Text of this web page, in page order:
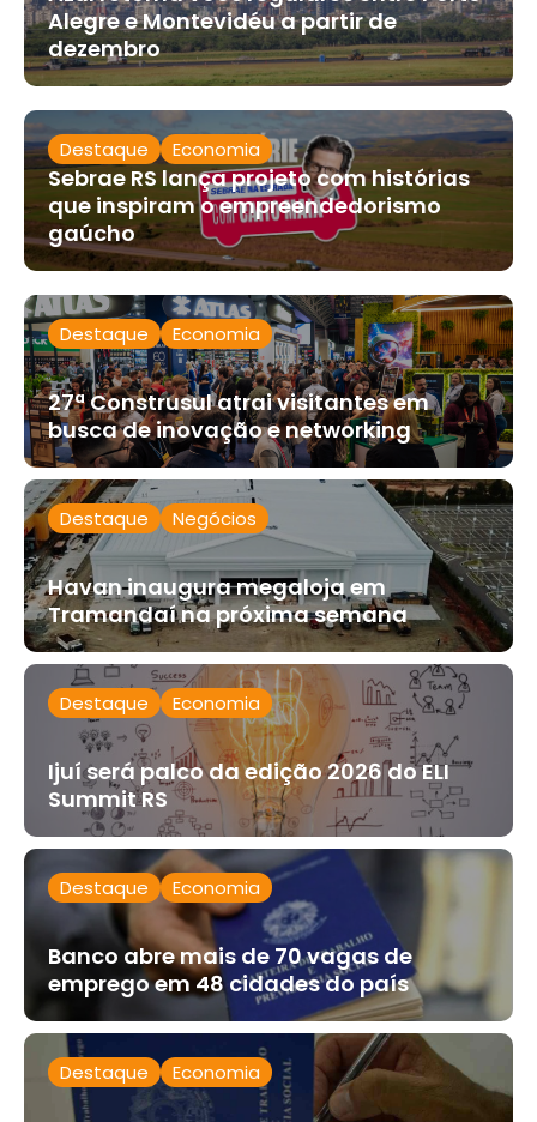
Alegre e Montevidéu a partir de
dezembro
Destaque Economia
Sebrae RS lança projeto com histórias
que inspiram o empreendedorismo
gaúcho
Destaque Economia
27ª Construsul atrai visitantes em
busca de inovação e networking
Destaque Negócios
Havan inaugura megaloja em
Tramandaí na próxima semana
Destaque Economia
Ijuí será palco da edição 2026 do ELI
Summit RS
Destaque Economia
Banco abre mais de 70 vagas de
emprego em 48 cidades do país
Destaque Economia